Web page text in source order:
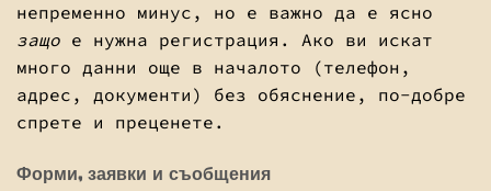
непременно минус, но е важно да е ясно
защо е нужна регистрация. Ако ви искат
много данни още в началото (телефон,
адрес, документи) без обяснение, по-добре
спрете и преценете.
Форми, заявки и съобщения